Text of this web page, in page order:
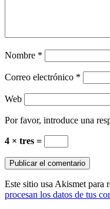
Nombre *
Correo electrónico *
Web
Por favor, introduce una
4 × tres =
Este sitio usa Akismet para
procesan los datos de tus